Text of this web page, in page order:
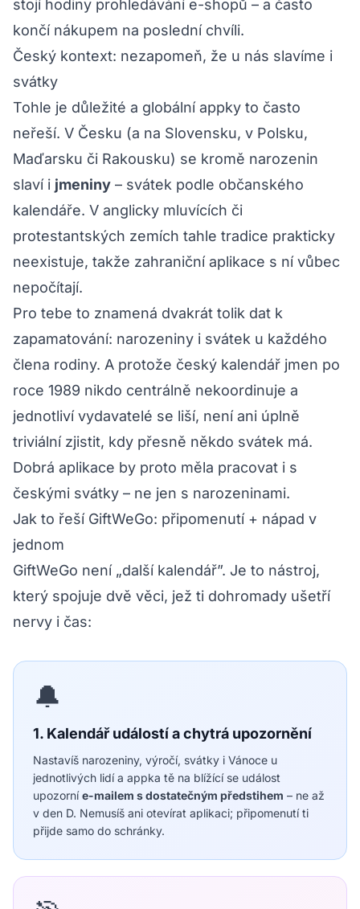
stojí hodiny prohledávání e-shopů – a často
končí nákupem na poslední chvíli.
Český kontext: nezapomeň, že u nás slavíme i
svátky
Tohle je důležité a globální appky to často
neřeší. V Česku (a na Slovensku, v Polsku,
Maďarsku či Rakousku) se kromě narozenin
slaví i jmeniny – svátek podle občanského
kalendáře. V anglicky mluvících či
protestantských zemích tahle tradice prakticky
neexistuje, takže zahraniční aplikace s ní vůbec
nepočítají.
Pro tebe to znamená dvakrát tolik dat k
zapamatování: narozeniny i svátek u každého
člena rodiny. A protože český kalendář jmen po
roce 1989 nikdo centrálně nekoordinuje a
jednotliví vydavatelé se liší, není ani úplně
triviální zjistit, kdy přesně někdo svátek má.
Dobrá aplikace by proto měla pracovat i s
českými svátky – ne jen s narozeninami.
Jak to řeší GiftWeGo: připomenutí + nápad v
jednom
GiftWeGo není „další kalendář”. Je to nástroj,
který spojuje dvě věci, jež ti dohromady ušetří
nervy i čas:
🔔
1. Kalendář událostí a chytrá upozornění
Nastavíš narozeniny, výročí, svátky i Vánoce u
jednotlivých lidí a appka tě na blížící se událost
upozorníe-mailem s dostatečným předstihem – ne až
v den D. Nemusíš ani otevírat aplikaci; připomenutí ti
přijde samo do schránky.